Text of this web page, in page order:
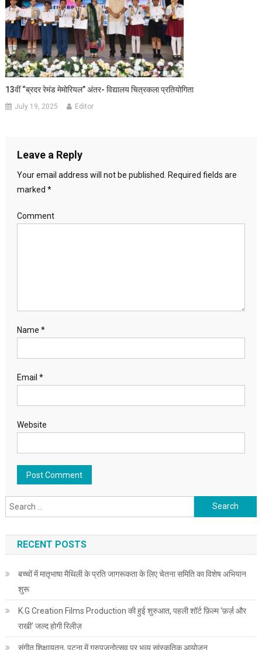
13वीं “ब्रदर रेमंड मेमोरियल” अंतर- विद्यालय चित्रकला प्रतियोगिता
July 19, 2025 Editor
Leave a Reply
Your email address will not be published.
Required fields are
marked *
Comment
Name *
Email *
Website
Search for:
RECENT POSTS
बच्चों में मातृभाषा मैथिली के प्रति जागरूकता के लिए चेतना समिति का विशेष अभियान
शुरू
K.G Creation Films Production की हुई शुरुआत, पहली शॉर्ट फ़िल्म ‘फ़र्ज़ और
राखी’ जल्द होगी रिलीज़
संगीत शिक्षायतन, पटना में गुरुपूजनोत्सव पर भव्य सांस्कृतिक आयोजन